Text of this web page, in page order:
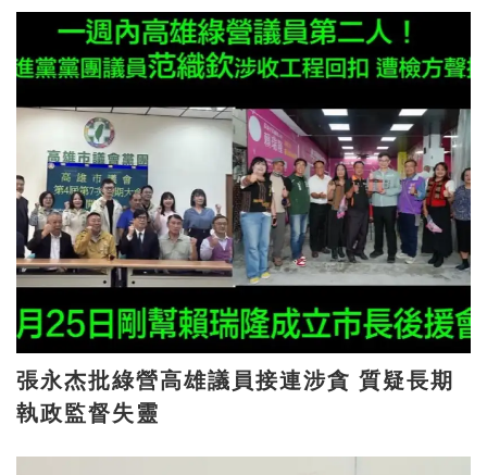
張永杰批綠營高雄議員接連涉貪 質疑長期
執政監督失靈